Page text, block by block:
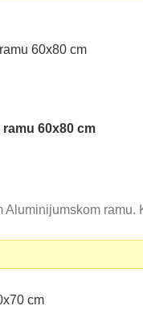
60x80 cm
RSD.